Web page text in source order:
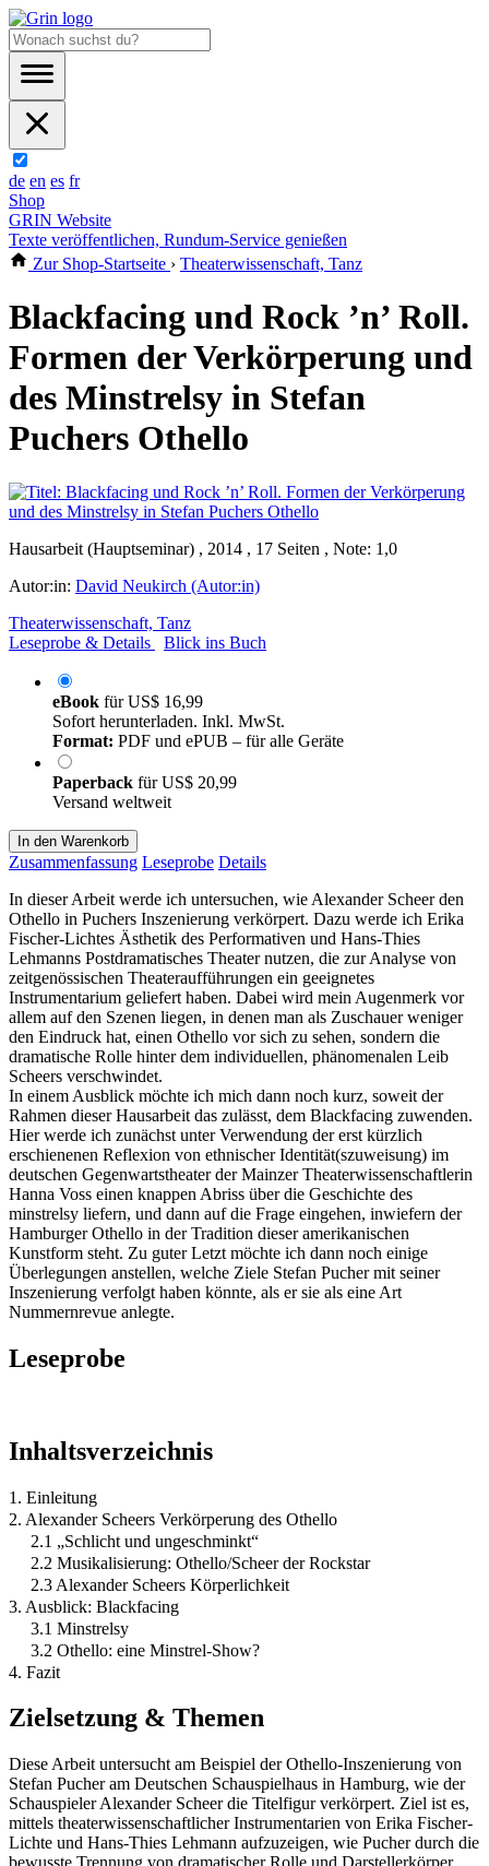
de en es fr
Shop
GRIN Website
Texte veröffentlichen, Rundum-Service genießen
Zur Shop-Startseite › Theaterwissenschaft, Tanz
Blackfacing und Rock ’n’ Roll.
Formen der Verkörperung und
des Minstrelsy in Stefan
Puchers Othello
Hausarbeit (Hauptseminar) , 2014 , 17 Seiten , Note: 1,0
Autor:in: David Neukirch (Autor:in)
Theaterwissenschaft, Tanz
Leseprobe & Details
Blick ins Buch
eBook fürUS$ 16,99
Sofort herunterladen. Inkl. MwSt.
Format: PDF und ePUB – für alle Geräte
Paperback fürUS$ 20,99
Versand weltweit
In den Warenkorb
Zusammenfassung Leseprobe Details
In dieser Arbeit werde ich untersuchen, wie Alexander Scheer den
Othello in Puchers Inszenierung verkörpert. Dazu werde ich Erika
Fischer-Lichtes Ästhetik des Performativen und Hans-Thies
Lehmanns Postdramatisches Theater nutzen, die zur Analyse von
zeitgenössischen Theateraufführungen ein geeignetes
Instrumentarium geliefert haben. Dabei wird mein Augenmerk vor
allem auf den Szenen liegen, in denen man als Zuschauer weniger
den Eindruck hat, einen Othello vor sich zu sehen, sondern die
dramatische Rolle hinter dem individuellen, phänomenalen Leib
Scheers verschwindet.
In einem Ausblick möchte ich mich dann noch kurz, soweit der
Rahmen dieser Hausarbeit das zulässt, dem Blackfacing zuwenden.
Hier werde ich zunächst unter Verwendung der erst kürzlich
erschienenen Reflexion von ethnischer Identität(szuweisung) im
deutschen Gegenwartstheater der Mainzer Theaterwissenschaftlerin
Hanna Voss einen knappen Abriss über die Geschichte des
minstrelsy liefern, und dann auf die Frage eingehen, inwiefern der
Hamburger Othello in der Tradition dieser amerikanischen
Kunstform steht. Zu guter Letzt möchte ich dann noch einige
Überlegungen anstellen, welche Ziele Stefan Pucher mit seiner
Inszenierung verfolgt haben könnte, als er sie als eine Art
Nummernrevue anlegte.
Leseprobe
Inhaltsverzeichnis
1. Einleitung
2. Alexander Scheers Verkörperung des Othello
2.1 „Schlicht und ungeschminkt“
2.2 Musikalisierung: Othello/Scheer der Rockstar
2.3 Alexander Scheers Körperlichkeit
3. Ausblick: Blackfacing
3.1 Minstrelsy
3.2 Othello: eine Minstrel-Show?
4. Fazit
Zielsetzung & Themen
Diese Arbeit untersucht am Beispiel der Othello-Inszenierung von
Stefan Pucher am Deutschen Schauspielhaus in Hamburg, wie der
Schauspieler Alexander Scheer die Titelfigur verkörpert. Ziel ist es,
mittels theaterwissenschaftlicher Instrumentarien von Erika Fischer-
Lichte und Hans-Thies Lehmann aufzuzeigen, wie Pucher durch die